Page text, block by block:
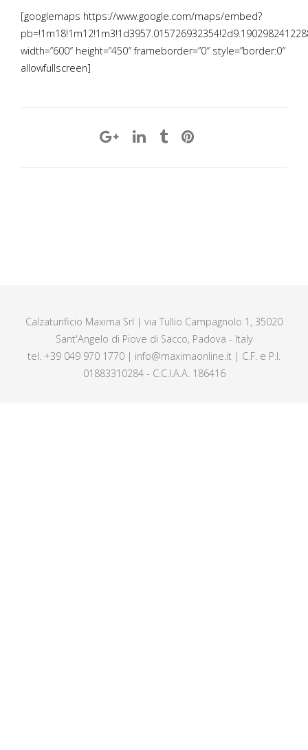
[googlemaps https://www.google.com/maps/embed?
width=”600″ height=”450″ frameborder=”0″ style=”border:0″
allowfullscreen]
Calzaturificio Maxima Srl | via Tullio Campagnolo 1, 35020
Sant'Angelo di Piove di Sacco, Padova - Italy
tel. +39 049 970 1770 | info@maximaonline.it | C.F. e P.I.
01883310284 - C.C.I.A.A. 186416